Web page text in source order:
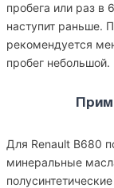
пробега или раз в
наступит раньше.
рекомендуется
пробег небольшой.
Для Renault B680
минеральные